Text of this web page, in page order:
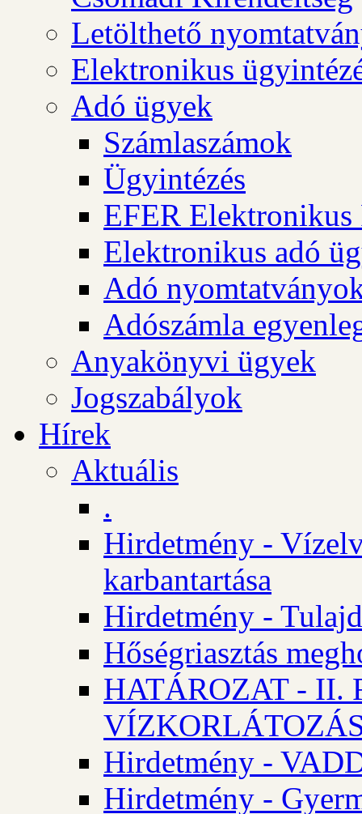
Letölthető
Elektronikus
Adó ügyek
Számlaszámok
Ügyintézés
EFER Elektronikus
Elektronikus adó
Adó
Adószámla
Anyakönyvi ügyek
Jogszabályok
Hírek
Aktuális
.
Hirdetmény -
karbantartása
Hirdetmény -
Hőségriasztás
HATÁROZAT - II.
Hirdetmény -
Hirdetmény -